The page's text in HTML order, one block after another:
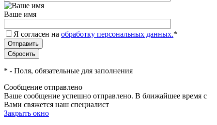
Ваше имя
Я согласен на обработку персональных данных.*
* - Поля, обязательные для заполнения
Сообщение отправлено
Ваше сообщение успешно отправлено. В ближайшее время с
Вами свяжется наш специалист
Закрыть окно